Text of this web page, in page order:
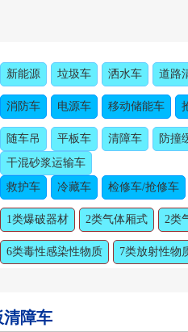
新能源 垃圾车 洒水车 道路
消防车 电源车 移动储能车
随车吊 平板车 清障车
防撞
干混砂浆运输车
救护车 冷藏车 检修车/抢修车
1类爆破器材 2类气体厢式 2类
6类毒性感染性物质 7类放射性物
清障车